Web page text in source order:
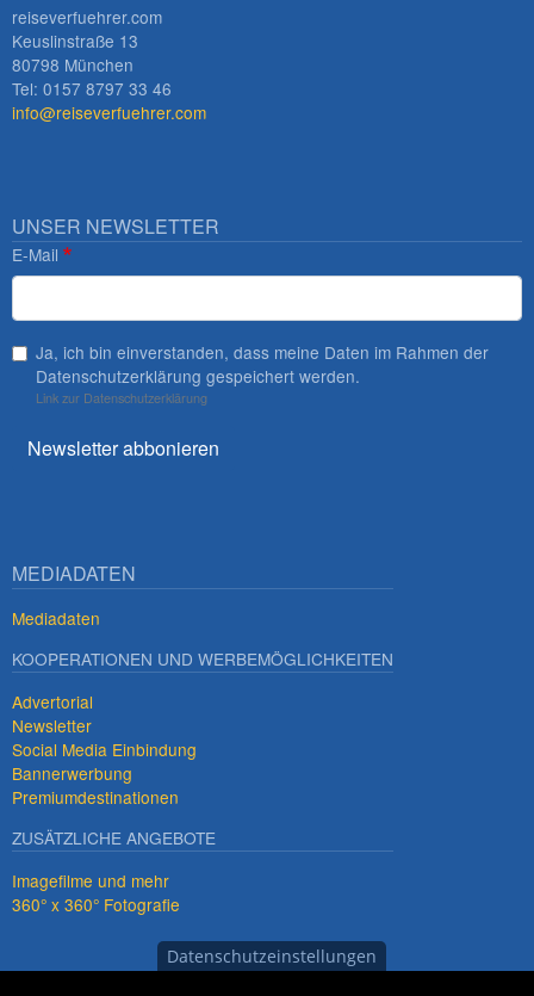
reiseverfuehrer.com
Keuslinstraße 13
80798 München
Tel: 0157 8797 33 46
info@reiseverfuehrer.com
UNSER NEWSLETTER
E-Mail
Ja, ich bin einverstanden, dass meine Daten im Rahmen der
Datenschutzerklärung gespeichert werden.
Link zur Datenschutzerklärung
Newsletter abbonieren
MEDIADATEN
Mediadaten
KOOPERATIONEN UND WERBEMÖGLICHKEITEN
Advertorial
Newsletter
Social Media Einbindung
Bannerwerbung
Premiumdestinationen
ZUSÄTZLICHE ANGEBOTE
Imagefilme und mehr
360° x 360° Fotografie
Datenschutzeinstellungen